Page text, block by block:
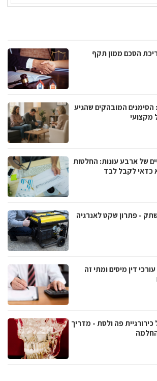
הסכם ממון תקף
הסימנים המובהקים שהגיע
מקצועי
של ארבע עונות: החלטות
כדאי לקבל לבד
- פתרון שקט לאנרגיה
דין מיסים ומתי זה
פה ולסת - מדריך